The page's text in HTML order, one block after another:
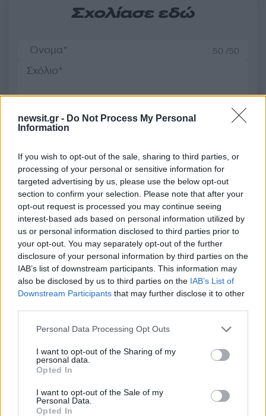
newsit.gr - Do Not Process My Personal
Information
If you wish to opt-out of the sale, sharing to third parties, or
processing of your personal or sensitive information for
targeted advertising by us, please use the below opt-out
section to confirm your selection. Please note that after your
opt-out request is processed you may continue seeing
interest-based ads based on personal information utilized by
us or personal information disclosed to third parties prior to
your opt-out. You may separately opt-out of the further
disclosure of your personal information by third parties on the
IAB’s list of downstream participants. This information may
also be disclosed by us to third parties on the IAB’s List of
Downstream Participants that may further disclose it to other
Please note that this website/app uses one or more Google
not limited to your visit or usage behaviour. You may click to
grant or deny consent to Google and its third-party tags to
use your data for below specified purposes in below Google
consent section.
Personal Data Processing Opt Outs
I want to opt-out of the Sharing of my
personal data.
Opted In
I want to opt-out of the Sale of my
Personal Data.
Opted In
Σχολίασε εδώ
50 /50
2000 /2000
Όροι Χρήσης. Το site προστατεύεται από reCAPTCHA, ισχύουν
Πολιτική Απορρήτου&Όροι Χρήσηςτης Google.
Ελλάδα
Share:
Ακολουθήστε το Νewsit.gr στοGoogle News και
ενημερωθείτε πρώτοι για όλη την ειδησεογραφία και τα
τελευταία νέατης ημέρας
Πιο δημοφιλή
Σέρρες: Βίντεο ντοκουμέντο από το
τροχαίο με νεκρούς μητέρα και γιο – Ο
οδηγός του φορτηγού κατέγραψε τη
σύγκρουση